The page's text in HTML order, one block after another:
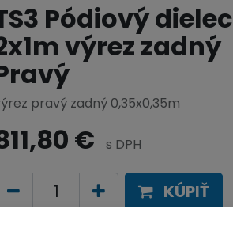
Pódiový dielec
výrez zadný
pravý zadný 0,35x0,35m
€ s DPH
KÚPIŤ